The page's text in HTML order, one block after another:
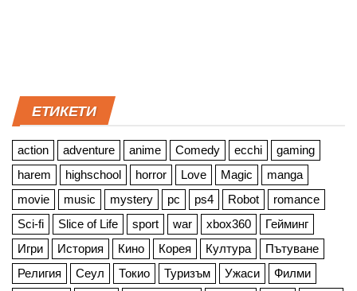
ЕТИКЕТИ
action adventure anime Comedy ecchi
gaming
harem
highschool horror Love Magic
manga
movie
music mystery pc ps4 Robot
romance
Sci-fi
Slice of Life sport war xbox360
Гейминг
Игри
История Кино Корея Култура
Пътуване
Религия
Сеул Токио Туризъм Ужаси Филми